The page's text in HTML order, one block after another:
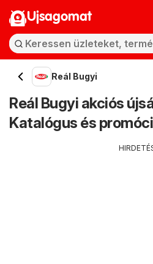
Ujsagomat
Reál Bugyi
Reál Bugyi akciós
Katalógus és